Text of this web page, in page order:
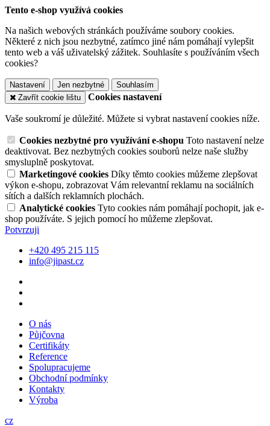
Tento e-shop využívá cookies
Na našich webových stránkách používáme soubory cookies.
Některé z nich jsou nezbytné, zatímco jiné nám pomáhají vylepšit
tento web a váš uživatelský zážitek. Souhlasíte s používáním všech
cookies?
Nastavení Jen nezbytné
Souhlasím
Zavřít cookie lištu
Cookies nastavení
Vaše soukromí je důležité. Můžete si vybrat nastavení cookies níže.
Cookies nezbytné pro využívání e-shopu Toto nastavení nelze
deaktivovat. Bez nezbytných cookies souborů nelze naše služby
smysluplně poskytovat.
Marketingové cookies Díky těmto cookies můžeme zlepšovat
výkon e-shopu, zobrazovat Vám relevantní reklamu na sociálních
sítích a dalších reklamních plochách.
Analytické cookies Tyto cookies nám pomáhají pochopit, jak e-
shop používáte. S jejich pomocí ho můžeme zlepšovat.
Potvrzuji
+420 495 215 115
info@jipast.cz
O nás
Půjčovna
Certifikáty
Reference
Spolupracujeme
Obchodní podmínky
Kontakty
Výroba
cz